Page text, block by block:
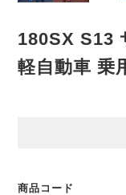
180SX S13
軽自動車 乗
商品コード